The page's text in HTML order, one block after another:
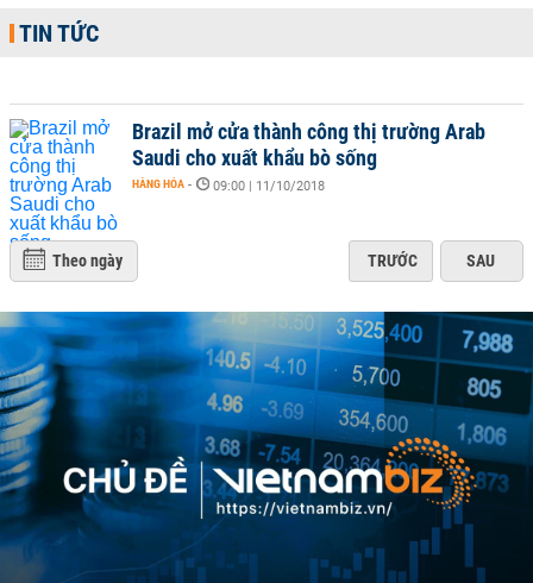
TIN TỨC
Brazil mở cửa thành công thị trường Arab
Saudi cho xuất khẩu bò sống
HÀNG HÓA - 09:00 | 11/10/2018
Theo ngày TRƯỚC SAU